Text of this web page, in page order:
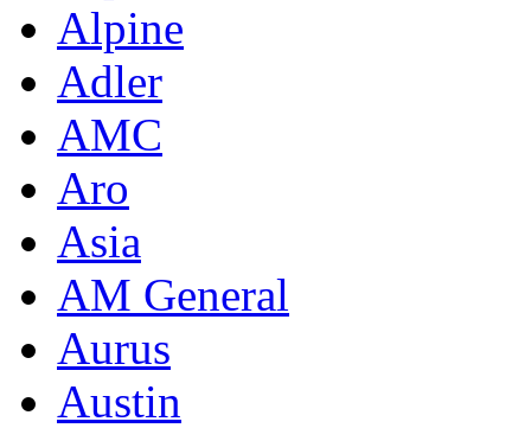
Alpine
Adler
AMC
Aro
Asia
AM General
Aurus
Austin